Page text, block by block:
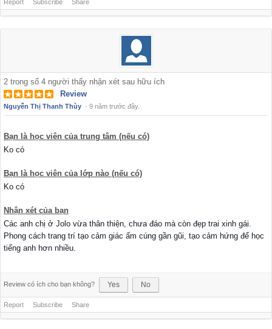
Report Subscribe Share
2 trong số 4 người thấy nhận xét sau hữu ích
Review
Nguyễn Thị Thanh Thùy · 9 năm trước đây.
Bạn là học viên của trung tâm (nếu có)
Ko có
Bạn là học viên của lớp nào (nếu có)
Ko có
Nhận xét của bạn
Các anh chị ở Jolo vừa thân thiện, chưa đáo mà còn đẹp trai xinh gái.
Phong cách trang trí tạo cảm giác ấm cúng gần gũi, tạo cảm hứng để học
tiếng anh hơn nhiều.
Review có ích cho bạn không? Yes No
Report Subscribe Share